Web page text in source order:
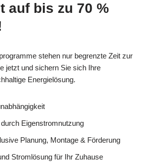
auf bis zu 70 %
stehen nur begrenzte Zeit zur
jetzt und sichern Sie sich Ihre
Energielösung.
Eigenstromnutzung
Planung, Montage & Förderung
Stromlösung für Ihr Zuhause